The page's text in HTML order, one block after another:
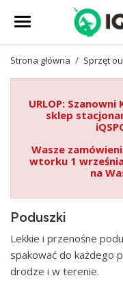
Strona główna Sprzęt
URLOP:
sklep
Wasze
wtorku 1
na
Poduszki
Lekkie i przenośne
spakować do każdego
drodze i w terenie.